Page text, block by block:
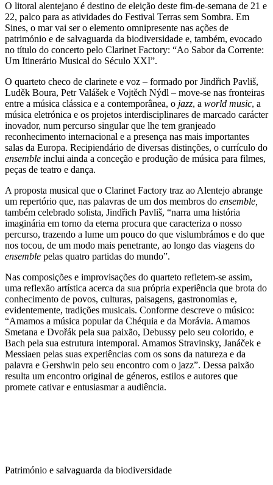
O litoral alentejano é destino de eleição deste fim-de-semana de 21 e
22, palco para as atividades do Festival Terras sem Sombra. Em
Sines, o mar vai ser o elemento omnipresente nas ações de
património e de salvaguarda da biodiversidade e, também, evocado
no título do concerto pelo Clarinet Factory: “Ao Sabor da Corrente:
Um Itinerário Musical do Século XXI”.
O quarteto checo de clarinete e voz – formado por Jindřich Pavliš,
Luděk Boura, Petr Valášek e Vojtěch Nýdl – move-se nas fronteiras
entre a música clássica e a contemporânea, o jazz, a world music, a
música eletrónica e os projetos interdisciplinares de marcado carácter
inovador, num percurso singular que lhe tem granjeado
reconhecimento internacional e a presença nas mais importantes
salas da Europa. Recipiendário de diversas distinções, o currículo do
ensemble inclui ainda a conceção e produção de música para filmes,
peças de teatro e dança.
A proposta musical que o Clarinet Factory traz ao Alentejo abrange
um repertório que, nas palavras de um dos membros do ensemble,
também celebrado solista, Jindřich Pavliš, “narra uma história
imaginária em torno da eterna procura que caracteriza o nosso
percurso, trazendo a lume um pouco do que vislumbrámos e do que
nos tocou, de um modo mais penetrante, ao longo das viagens do
ensemble pelas quatro partidas do mundo”.
Nas composições e improvisações do quarteto refletem-se assim,
uma reflexão artística acerca da sua própria experiência que brota do
conhecimento de povos, culturas, paisagens, gastronomias e,
evidentemente, tradições musicais. Conforme descreve o músico:
“Amamos a música popular da Chéquia e da Morávia. Amamos
Smetana e Dvořák pela sua paixão, Debussy pelo seu colorido, e
Bach pela sua estrutura intemporal. Amamos Stravinsky, Janáček e
Messiaen pelas suas experiências com os sons da natureza e da
palavra e Gershwin pelo seu encontro com o jazz”. Dessa paixão
resulta um encontro original de géneros, estilos e autores que
promete cativar e entusiasmar a audiência.
Património e salvaguarda da biodiversidade